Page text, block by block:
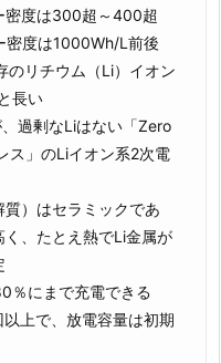
密度は300超～400超
密度は1000Wh/L前後
のリチウム（Li）イオン
長い
過剰なLiはない「Zero
ス」のLiイオン系2次電
）はセラミックであ
く、たとえ熱でLi金属が
％にまで充電できる
上で、放電容量は初期